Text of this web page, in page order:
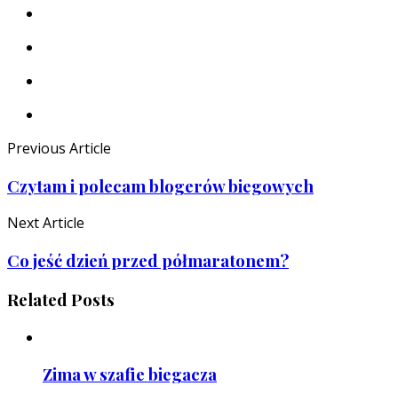
Previous Article
Czytam i polecam blogerów biegowych
Next Article
Co jeść dzień przed półmaratonem?
Related Posts
Zima w szafie biegacza